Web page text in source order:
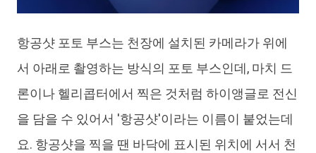
항공샷 포토 부스는 천장에 설치된 카메라가 위에
서 아래로 촬영하는 방식의 포토 부스인데, 마치 드
론이나 헬리콥터에서 찍은 것처럼 하이앵글로 전신
을 담을 수 있어서 '항공샷'이라는 이름이 붙었는데
요. 항공샷을 찍을 땐 바닥에 표시된 위치에 서서 천